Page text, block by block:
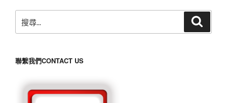
尋
字:
聯繫我們CONTACT US